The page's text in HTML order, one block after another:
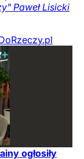
Paweł Lisicki
ogłosiły